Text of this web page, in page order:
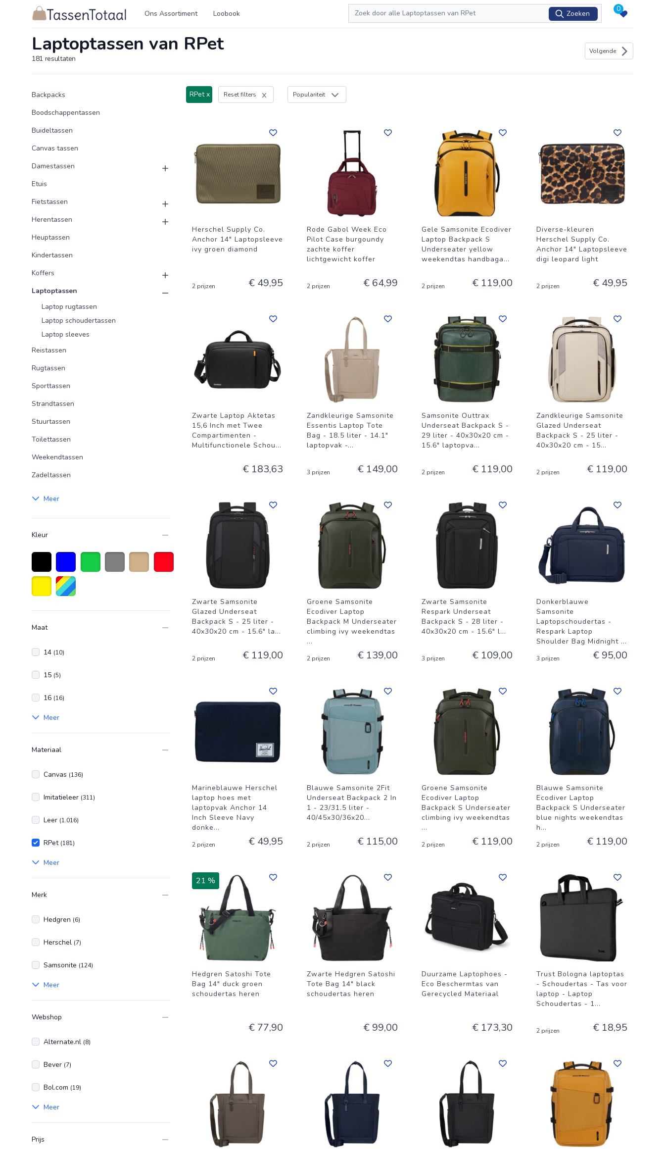
Logo Tassentotaal.nl Ons Assortiment Loobook
Zoeken
Zoeken
0
Laptoptassen van RPet
181 resultaten
Volgende
Producten
Product categorieën
Backpacks
Boodschappentassen
Buideltassen
Canvas tassen
Damestassen
Etuis
Fietstassen
Herentassen
Heuptassen
Kindertassen
Koffers
Laptoptassen
Laptop rugtassen
Laptop schoudertassen
Laptop sleeves
Reistassen
Rugtassen
Sporttassen
Strandtassen
Stuurtassen
Toilettassen
Weekendtassen
Zadeltassen
Meer
Kleur
Zwart Blauw
Maat
14 (10)
15 (5)
16 (16)
Meer
Materiaal
Canvas (136)
Imitatieleer (311)
Leer (1.016)
RPet (181)
Meer
Merk
Hedgren (6)
Herschel (7)
Samsonite (124)
Meer
Webshop
Alternate.nl (8)
Bever (7)
Bol.com (19)
Meer
Prijs
RPet x Reset filters Populariteit
Herschel Supply Co.
Anchor 14" Laptopsleeve
ivy groen diamond
2 prijzen € 49,95
Rode Gabol Week Eco
Pilot Case burgoundy
zachte koffer
lichtgewicht koffer
2 prijzen € 64,99
Gele Samsonite Ecodiver
Laptop Backpack S
Underseater yellow
weekendtas handbaga...
2 prijzen € 119,00
Diverse-kleuren
Herschel Supply Co.
Anchor 14" Laptopsleeve
digi leopard light
2 prijzen € 49,95
Zwarte Laptop Aktetas
15,6 Inch met Twee
Compartimenten -
Multifunctionele Schou...
€ 183,63
Zandkleurige Samsonite
Essentis Laptop Tote
Bag - 18.5 liter - 14.1"
laptopvak -...
3 prijzen € 149,00
Samsonite Outtrax
Underseat Backpack S -
29 liter - 40x30x20 cm -
15.6" laptopva...
2 prijzen € 119,00
Zandkleurige Samsonite
Glazed Underseat
Backpack S - 25 liter -
40x30x20 cm - 15...
2 prijzen € 119,00
Zwarte Samsonite
Glazed Underseat
Backpack S - 25 liter -
40x30x20 cm - 15.6" la...
2 prijzen € 119,00
Groene Samsonite
Ecodiver Laptop
Backpack M Underseater
climbing ivy weekendtas
...
2 prijzen € 139,00
Zwarte Samsonite
Respark Underseat
Backpack S - 28 liter -
40x30x20 cm - 15.6" l...
3 prijzen € 109,00
Donkerblauwe
Samsonite
Laptopschoudertas -
Respark Laptop
Shoulder Bag Midnight ...
3 prijzen € 95,00
Marineblauwe Herschel
laptop hoes met
laptopvak Anchor 14
Inch Sleeve Navy
donke...
2 prijzen € 49,95
Blauwe Samsonite 2Fit
Underseat Backpack 2 In
1 - 23/31.5 liter -
40/45x30/36x20...
2 prijzen € 115,00
Groene Samsonite
Ecodiver Laptop
Backpack S Underseater
climbing ivy weekendtas
...
2 prijzen € 119,00
Blauwe Samsonite
Ecodiver Laptop
Backpack S Underseater
blue nights weekendtas
h...
2 prijzen € 119,00
21 %
Hedgren Satoshi Tote
Bag 14" duck groen
schoudertas heren
€ 77,90
Zwarte Hedgren Satoshi
Tote Bag 14" black
schoudertas heren
€ 99,00
Duurzame Laptophoes -
Eco Beschermtas van
Gerecycled Materiaal
€ 173,30
Trust Bologna laptoptas
- Schoudertas - Tas voor
laptop - Laptop
Schoudertas - 1...
2 prijzen € 18,95